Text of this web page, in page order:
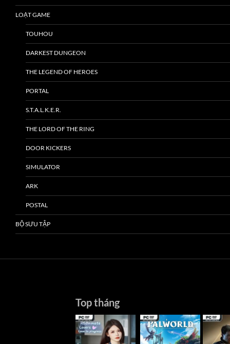
LOẠT GAME
TOUHOU
DARKEST DUNGEON
THE LEGEND OF HEROES
PORTAL
S.T.A.L.K.E.R.
THE LORD OF THE RING
DOOR KICKERS
SIMULATOR
ARK
POSTAL
BỘ SƯU TẬP
Top tháng